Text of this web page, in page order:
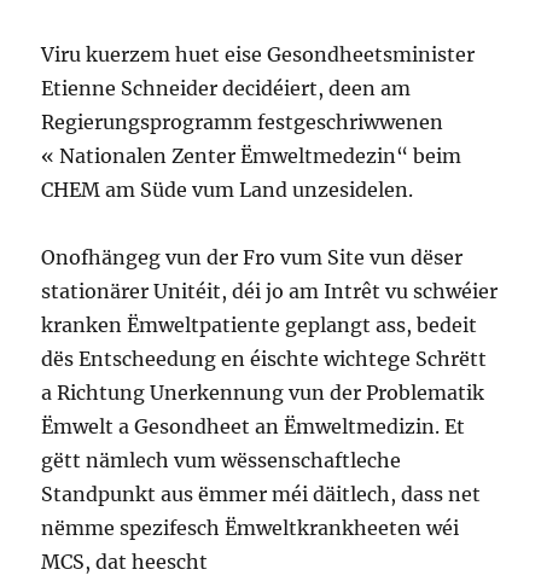
Viru kuerzem huet eise Gesondheetsminister
Etienne Schneider decidéiert, deen am
Regierungsprogramm festgeschriwwenen
« Nationalen Zenter Ëmweltmedezin“ beim
CHEM am Süde vum Land unzesidelen.
Onofhängeg vun der Fro vum Site vun dëser
stationärer Unitéit, déi jo am Intrêt vu schwéier
kranken Ëmweltpatiente geplangt ass, bedeit
dës Entscheedung en éischte wichtege Schrëtt
a Richtung Unerkennung vun der Problematik
Ëmwelt a Gesondheet an Ëmweltmedizin. Et
gëtt nämlech vum wëssenschaftleche
Standpunkt aus ëmmer méi däitlech, dass net
nëmme spezifesch Ëmweltkrankheeten wéi
MCS, dat heescht